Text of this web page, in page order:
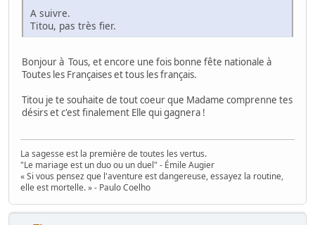
A suivre.
Titou, pas très fier.
Bonjour à Tous, et encore une fois bonne fête nationale à
Toutes les Françaises et tous les français.
Titou je te souhaite de tout coeur que Madame comprenne tes
désirs et c'est finalement Elle qui gagnera !
La sagesse est la première de toutes les vertus.
"Le mariage est un duo ou un duel" - Émile Augier
« Si vous pensez que l'aventure est dangereuse, essayez la routine,
elle est mortelle. » - Paulo Coelho